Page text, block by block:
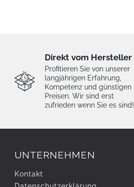
Direkt vom Hersteller
Profitieren Sie von unserer
langjährigen Erfahrung,
Kompetenz und günstigen
Preisen. Wir sind erst
zufrieden wenn Sie es sind!
UNTERNEHMEN
Kontakt